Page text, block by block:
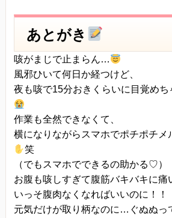
あとがき
咳がまじで止まらん…
風邪ひいて何日か経つけど、
夜も咳で15分おきくらいに目覚め
作業も全然できなくて、
横になりながらスマホでポチポチメ
笑
（でもスマホでできるの助かる♡）
お腹も咳しすぎて腹筋バキバキに痛
いっそ腹肉なくなればいいのに！！
元気だけが取り柄なのに…ぐぬぬっ